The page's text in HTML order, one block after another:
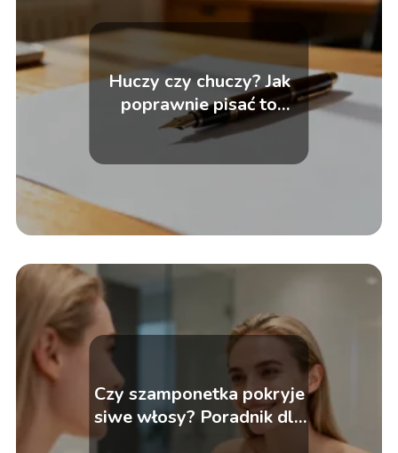
Huczy czy chuczy? Jak
poprawnie pisać to
słowo?
Czy szamponetka pokryje
siwe włosy? Poradnik dla
początkujących